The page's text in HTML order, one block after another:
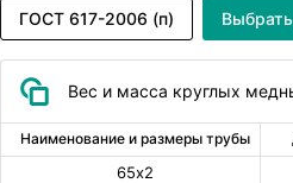
ГОСТ 617-2006 (п)
Вес и масса круглых
Наименование и размеры трубы
65х2